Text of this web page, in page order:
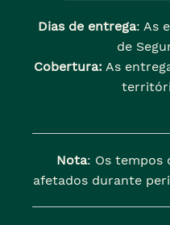
Dias de entrega: As
de
Cobertura: As
Nota: Os tempos
afetados durante